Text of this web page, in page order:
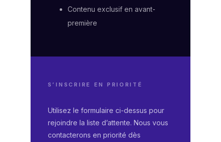
Contenu exclusif en avant-
première
S’INSCRIRE EN PRIORITÉ
Utilisez le formulaire ci-dessus pour
rejoindre la liste d’attente. Nous vous
contacterons en priorité dès